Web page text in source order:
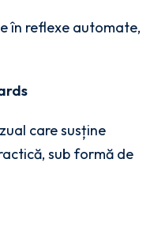
în reflexe automate,
care susține
sub formă de